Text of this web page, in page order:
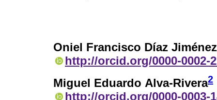
Oniel Francisco Díaz Jiménez
http://orcid.org/0000-0002-
Miguel Eduardo Alva-Rivera2
http://orcid.org/0000-0003-